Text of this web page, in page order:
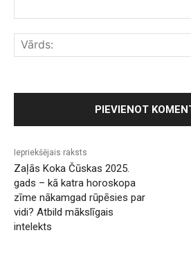
Iepriekšējais raksts
Zaļās Koka Čūskas 2025.
gads – kā katra horoskopa
zīme nākamgad rūpēsies par
vidi? Atbild mākslīgais
intelekts